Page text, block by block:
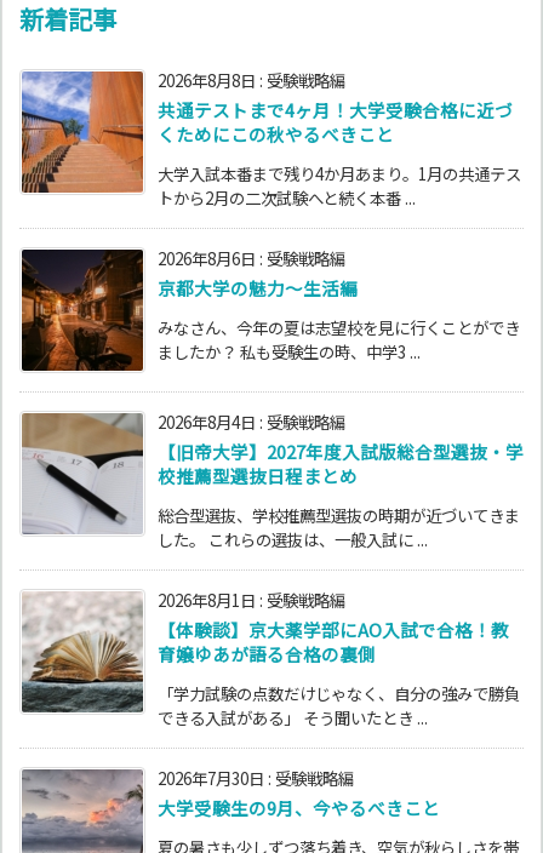
新着記事
2026年8月8日 : 受験戦略編
共通テストまで4ヶ月！大学受験合格に近づ
くためにこの秋やるべきこと
大学入試本番まで残り4か月あまり。1月の共通テス
トから2月の二次試験へと続く本番 ...
2026年8月6日 : 受験戦略編
京都大学の魅力～生活編
みなさん、今年の夏は志望校を見に行くことができ
ましたか？ 私も受験生の時、中学3 ...
2026年8月4日 : 受験戦略編
【旧帝大学】2027年度入試版総合型選抜・学
校推薦型選抜日程まとめ
総合型選抜、学校推薦型選抜の時期が近づいてきま
した。 これらの選抜は、一般入試に ...
2026年8月1日 : 受験戦略編
【体験談】京大薬学部にAO入試で合格！教
育嬢ゆあが語る合格の裏側
「学力試験の点数だけじゃなく、自分の強みで勝負
できる入試がある」 そう聞いたとき ...
2026年7月30日 : 受験戦略編
大学受験生の9月、今やるべきこと
夏の暑さも少しずつ落ち着き、空気が秋らしさを帯